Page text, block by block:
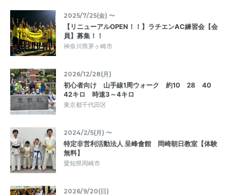
2025/7/25(金) 〜
【リニューアルOPEN！！】ラチエンAC練習会【会
員】募集！！
神奈川県茅ヶ崎市
2026/12/28(月)
初心者向け 山手線1周ウォーク 約10 28 40
42キロ 時速3～4キロ
東京都千代田区
2024/2/5(月) 〜
特定非営利活動法人 呈峰會館 岡崎朝日教室【体験
無料】
愛知県岡崎市
2026/9/20(日)